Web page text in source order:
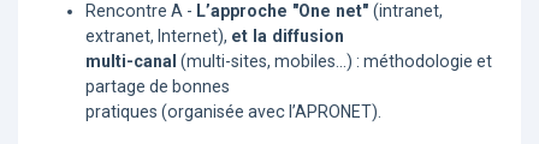
Rencontre A - L’approche "One net" (intranet,
extranet, Internet), et la diffusion
multi-canal (multi-sites, mobiles...) : méthodologie et
partage de bonnes
pratiques (organisée avec l’APRONET).